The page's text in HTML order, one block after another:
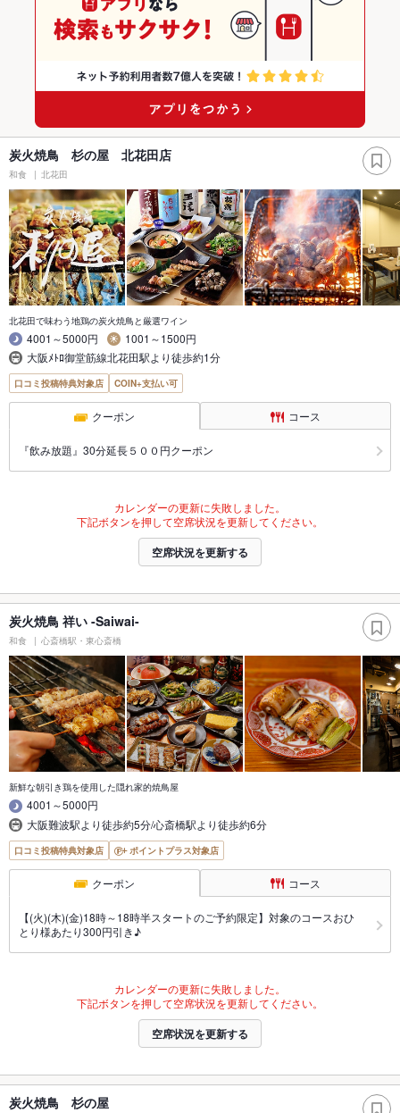
炭火焼鳥 杉の屋 北花田店
和食 北花田
北花田で味わう地鶏の炭火焼鳥と厳選ワイン
4001～5000円
1001～1500円
大阪ﾒﾄﾛ御堂筋線北花田駅より徒歩約1分
口コミ投稿特典対象店 COIN+支払い可
クーポン コース
『飲み放題』30分延長５００円クーポン
カレンダーの更新に失敗しました。
下記ボタンを押して空席状況を更新してください。
空席状況を更新する
炭火焼鳥 祥い -Saiwai-
和食 心斎橋駅・東心斎橋
新鮮な朝引き鶏を使用した隠れ家的焼鳥屋
4001～5000円
大阪難波駅より徒歩約5分/心斎橋駅より徒歩約6分
口コミ投稿特典対象店 ポイントプラス対象店
クーポン コース
【(火)(木)(金)18時～18時半スタートのご予約限定】対象のコースおひ
とり様あたり300円引き♪
カレンダーの更新に失敗しました。
下記ボタンを押して空席状況を更新してください。
空席状況を更新する
炭火焼鳥 杉の屋